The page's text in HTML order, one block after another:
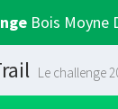
Bois Moyne
Le challenge